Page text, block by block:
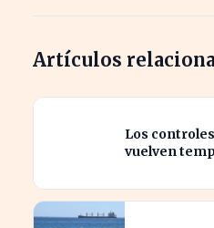
Artículos
Los
vuelven